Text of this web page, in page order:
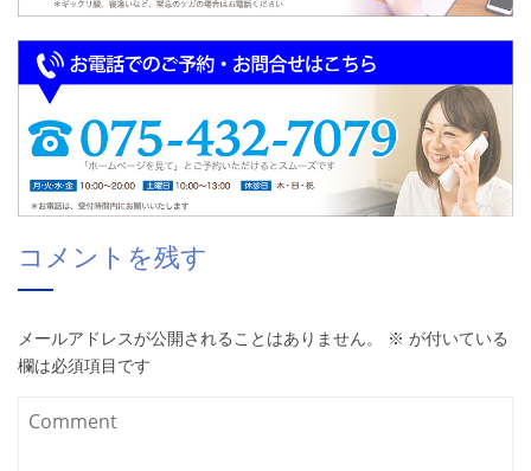
コメントを残す
メールアドレスが公開されることはありません。 ※ が付いている
欄は必須項目です